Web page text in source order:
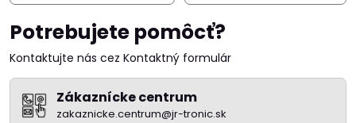
Potrebujete pomôcť?
Kontaktujte nás cez Kontaktný formulár
Zákaznícke centrum
zakaznicke.centrum@jr-tronic.sk